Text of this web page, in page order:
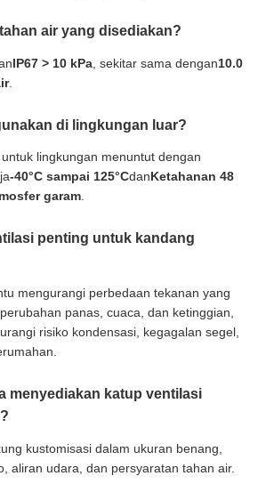
air yang disediakan?
IP67 > 10 kPa , sekitar sama dengan10.0
.
di lingkungan luar?
lingkungan menuntut dengan
-40°C sampai 125°CdanKetahanan 48
garam.
penting untuk kandang
mengurangi perbedaan tekanan yang
panas, cuaca, dan ketinggian,
risiko kondensasi, kegagalan segel,
menyediakan katup ventilasi
kustomisasi dalam ukuran benang,
aliran udara, dan persyaratan tahan air.